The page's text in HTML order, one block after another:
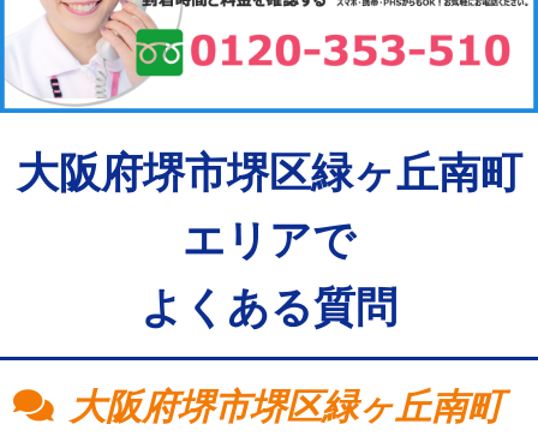
大阪府堺市堺区緑ヶ丘南町
エリアで
よくある質問
大阪府堺市堺区緑ヶ丘南町